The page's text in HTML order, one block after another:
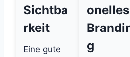
Sichtba
rkeit
Eine gute
onelles
g